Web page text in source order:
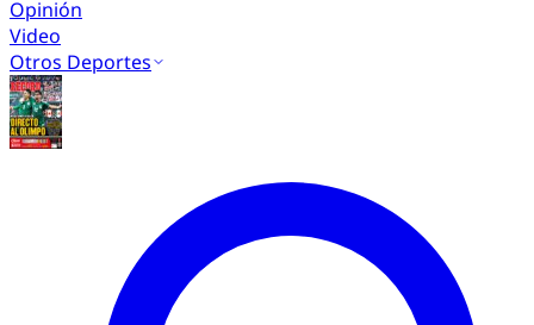
Opinión
Video
Otros Deportes